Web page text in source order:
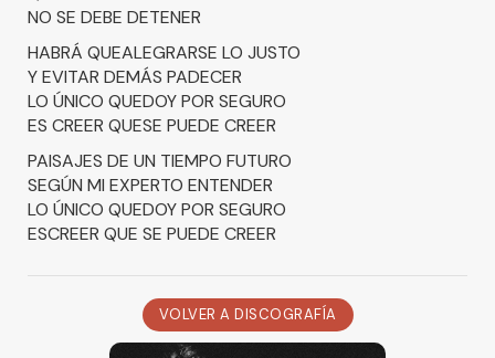
NO SE DEBE DETENER
HABRÁ QUEALEGRARSE LO JUSTO
Y EVITAR DEMÁS PADECER
LO ÚNICO QUEDOY POR SEGURO
ES CREER QUESE PUEDE CREER
PAISAJES DE UN TIEMPO FUTURO
SEGÚN MI EXPERTO ENTENDER
LO ÚNICO QUEDOY POR SEGURO
ESCREER QUE SE PUEDE CREER
VOLVER A DISCOGRAFÍA